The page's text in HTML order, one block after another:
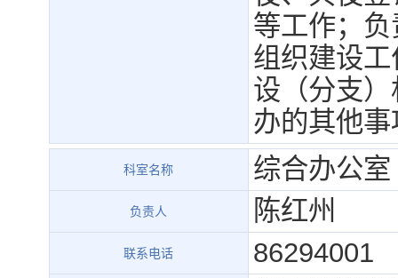
等工作；
组织建设
设（分支
办的其他事
科室名称 综合办公室
负责人 陈红州
联系电话 86294001